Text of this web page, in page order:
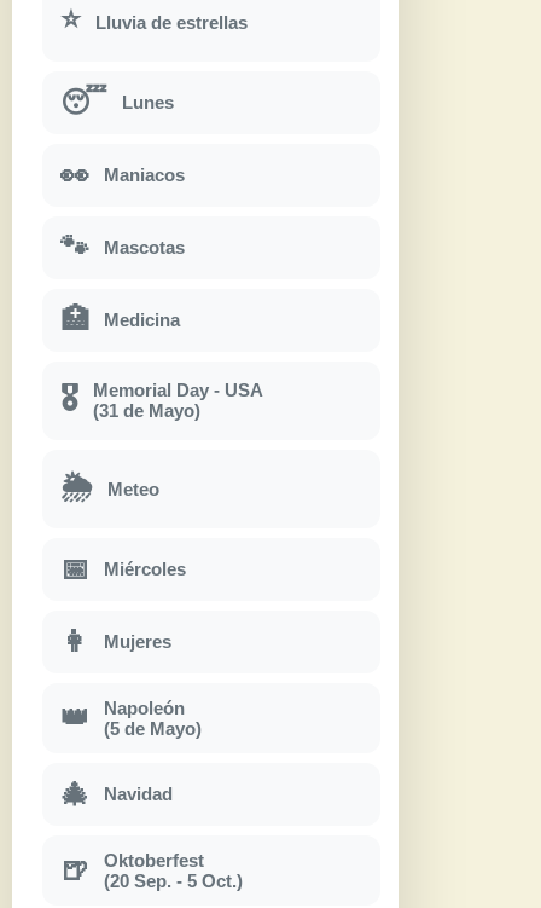
⭐ Lluvia de estrellas
😴 Lunes
👀 Maniacos
🐾 Mascotas
🏥 Medicina
🎖
Memorial Day - USA
(31 de Mayo)
🌦 Meteo
📅 Miércoles
👩 Mujeres
👑
Napoleón
(5 de Mayo)
🎄 Navidad
🍺
Oktoberfest
(20 Sep. - 5 Oct.)